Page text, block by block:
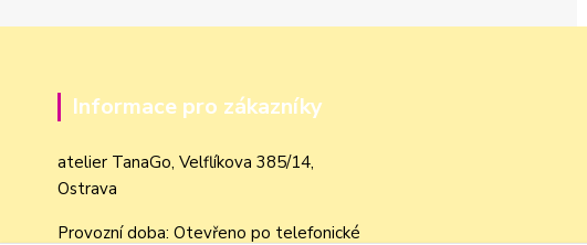
Informace pro zákazníky
atelier TanaGo, Velflíkova 385/14,
Ostrava
Provozní doba: Otevřeno po telefonické